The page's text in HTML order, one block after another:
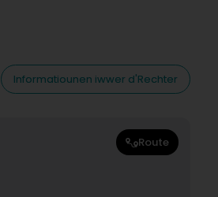
Informatiounen iwwer d'Rechter
Route